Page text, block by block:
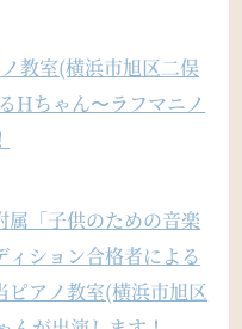
教室(横浜市旭区二俣
Hちゃん〜ラフマニノ
属「子供のための音楽
ィション合格者による
ピアノ教室(横浜市旭区